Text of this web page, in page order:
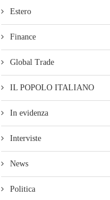
Estero
Finance
Global Trade
IL POPOLO ITALIANO
In evidenza
Interviste
News
Politica